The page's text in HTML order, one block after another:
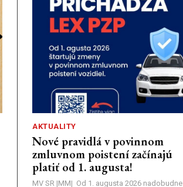
AKTUALITY
Nové pravidlá v povinnom
zmluvnom poistení začínajú
platiť od 1. augusta!
MV SR |MM| Od 1. augusta 2026 nadobudne